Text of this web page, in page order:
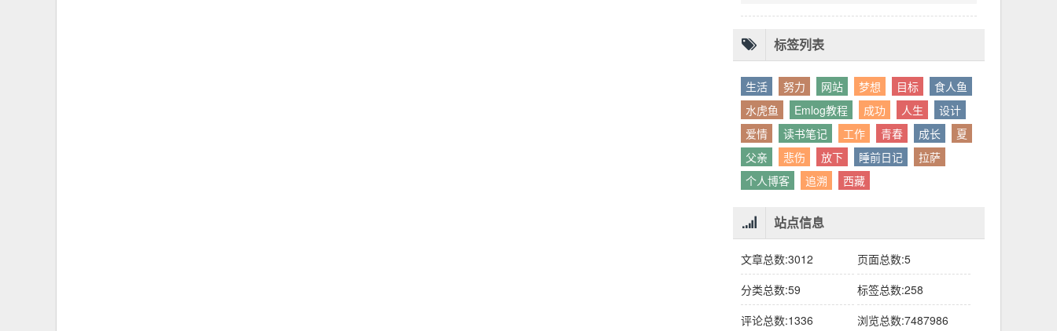
标签列表
生活 努力 网站 梦想 目标
食人鱼
水虎鱼
Emlog教程 成功 人生
设计
爱情
读书笔记 工作 青春 成长
夏
父亲
悲伤 放下 睡前日记
拉萨
个人博客
追溯 西藏
站点信息
文章总数:3012
页面总数:5
分类总数:59
标签总数:258
评论总数:1336
浏览总数:7487986